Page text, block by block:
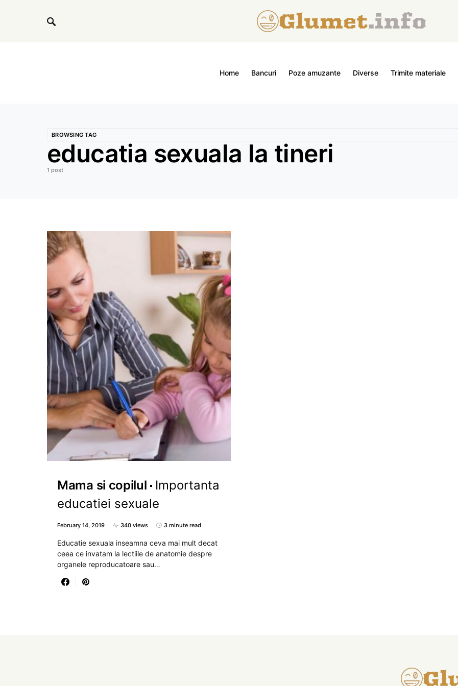
Home Bancuri Poze amuzante Diverse Trimite materiale
BROWSING TAG
educatia sexuala la tineri
1 post
Mama si copilul
Importanta
educatiei sexuale
February 14, 2019 340 views 3 minute read
Educatie sexuala inseamna ceva mai mult decat
ceea ce invatam la lectiile de anatomie despre
organele reproducatoare sau…